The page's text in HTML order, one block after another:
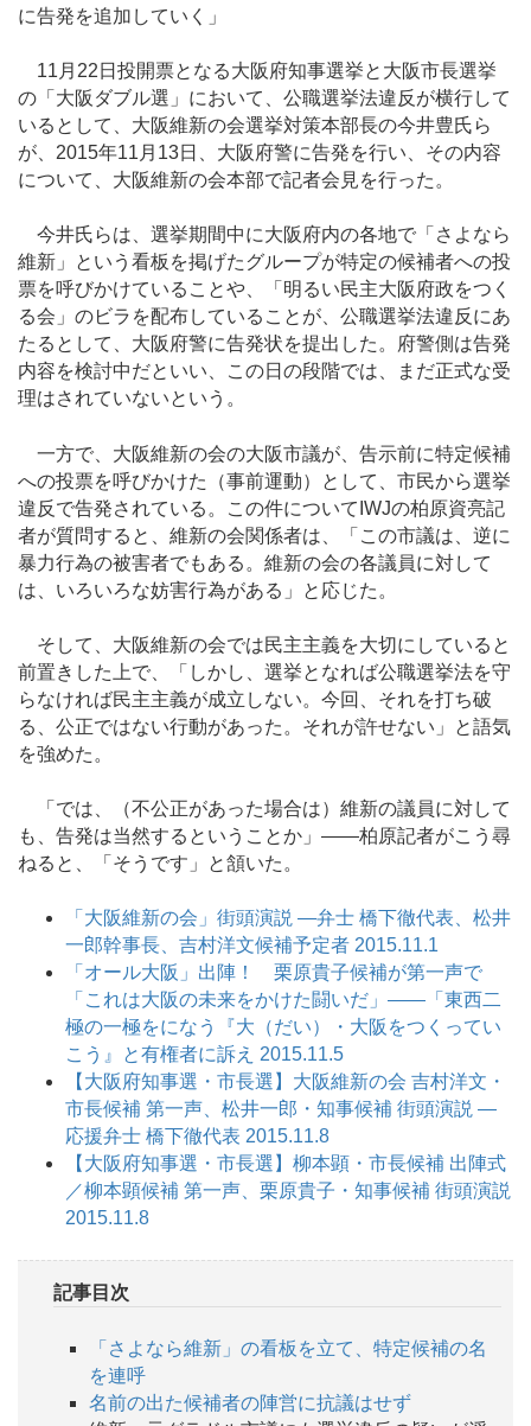
に告発を追加していく」
11月22日投開票となる大阪府知事選挙と大阪市長選挙
の「大阪ダブル選」において、公職選挙法違反が横行して
いるとして、大阪維新の会選挙対策本部長の今井豊氏ら
が、2015年11月13日、大阪府警に告発を行い、その内容
について、大阪維新の会本部で記者会見を行った。
今井氏らは、選挙期間中に大阪府内の各地で「さよなら
維新」という看板を掲げたグループが特定の候補者への投
票を呼びかけていることや、「明るい民主大阪府政をつく
る会」のビラを配布していることが、公職選挙法違反にあ
たるとして、大阪府警に告発状を提出した。府警側は告発
内容を検討中だといい、この日の段階では、まだ正式な受
理はされていないという。
一方で、大阪維新の会の大阪市議が、告示前に特定候補
への投票を呼びかけた（事前運動）として、市民から選挙
違反で告発されている。この件についてIWJの柏原資亮記
者が質問すると、維新の会関係者は、「この市議は、逆に
暴力行為の被害者でもある。維新の会の各議員に対して
は、いろいろな妨害行為がある」と応じた。
そして、大阪維新の会では民主主義を大切にしていると
前置きした上で、「しかし、選挙となれば公職選挙法を守
らなければ民主主義が成立しない。今回、それを打ち破
る、公正ではない行動があった。それが許せない」と語気
を強めた。
「では、（不公正があった場合は）維新の議員に対して
も、告発は当然するということか」――柏原記者がこう尋
ねると、「そうです」と頷いた。
「大阪維新の会」街頭演説 ―弁士 橋下徹代表、松井
一郎幹事長、吉村洋文候補予定者 2015.11.1
「オール大阪」出陣！ 栗原貴子候補が第一声で
「これは大阪の未来をかけた闘いだ」――「東西二
極の一極をになう『大（だい）・大阪をつくってい
こう』と有権者に訴え 2015.11.5
【大阪府知事選・市長選】大阪維新の会 吉村洋文・
市長候補 第一声、松井一郎・知事候補 街頭演説 ―
応援弁士 橋下徹代表 2015.11.8
【大阪府知事選・市長選】柳本顕・市長候補 出陣式
／柳本顕候補 第一声、栗原貴子・知事候補 街頭演説
2015.11.8
記事目次
「さよなら維新」の看板を立て、特定候補の名
を連呼
名前の出た候補者の陣営に抗議はせず